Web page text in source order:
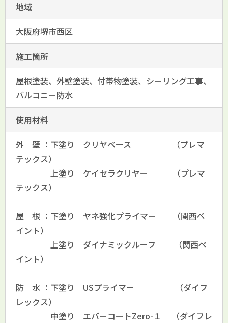
地域
大阪府堺市西区
施工箇所
屋根塗装、外壁塗装、付帯物塗装、シーリング工事、
バルコニー防水
使用材料
外 壁 ：下塗り クリヤベース （プレマ
テックス）
上塗り ケイセラクリヤー （プレマ
テックス）
屋 根 ：下塗り ヤネ強化プライマー （関西ペ
イント）
上塗り ダイナミックルーフ （関西ペ
イント）
防 水 ：下塗り USプライマー （ダイフ
レックス）
中塗り エバーコートZero-１ （ダイフレ